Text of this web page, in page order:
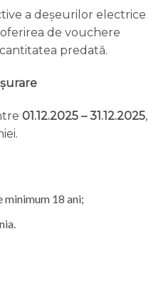
a deșeurilor electrice
de vouchere
predată.
01.12.2025 – 31.12.2025,
minimum 18 ani;